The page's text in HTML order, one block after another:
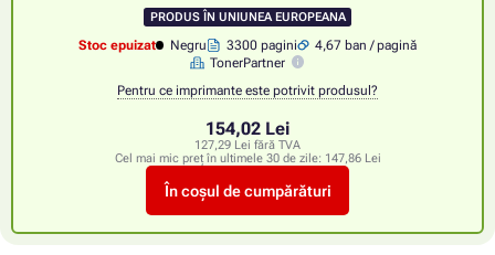
PRODUS ÎN UNIUNEA EUROPEANA
Stoc epuizat Negru 3300 pagini
4,67 ban / pagină
TonerPartner
Pentru ce imprimante este potrivit produsul?
154,02 Lei
127,29 Lei fără TVA
Cel mai mic preț în ultimele 30 de zile: 147,86 Lei
În coșul de cumpărături